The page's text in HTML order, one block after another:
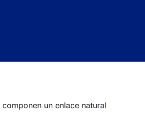
componen un enlace natural